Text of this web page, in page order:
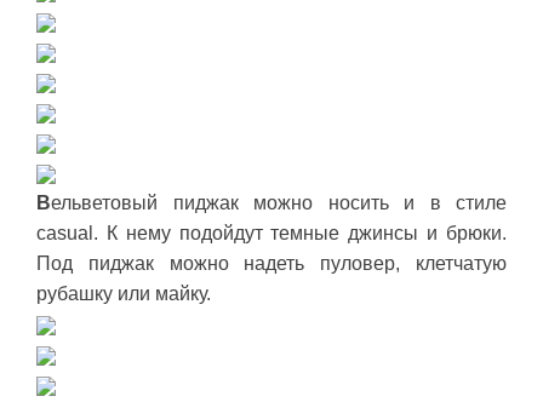
Вельветовый пиджак можно носить и в стиле
casual. К нему подойдут темные джинсы и брюки.
Под пиджак можно надеть пуловер, клетчатую
рубашку или майку.